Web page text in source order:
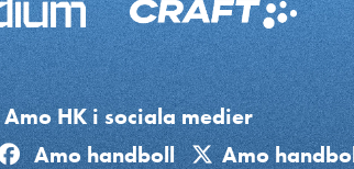
HK i sociala medier
Amo handboll Amo